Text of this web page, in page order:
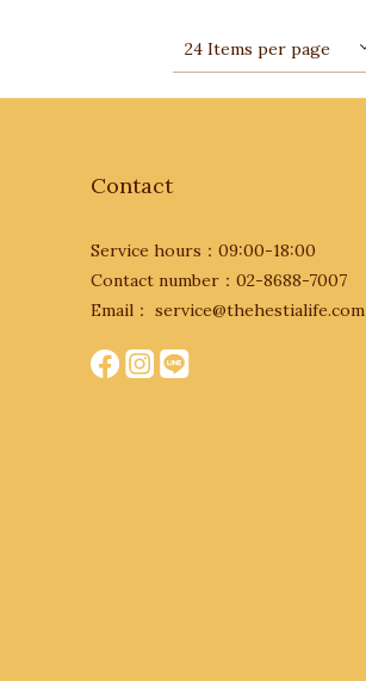
24 Items per page
Contact
Service hours：09:00-18:00
Contact number：02-8688-7007
Email： service@thehestialife.com